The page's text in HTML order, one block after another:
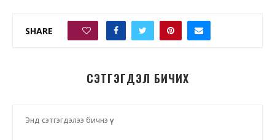
SHARE
СЭТГЭГДЭЛ БИЧИХ